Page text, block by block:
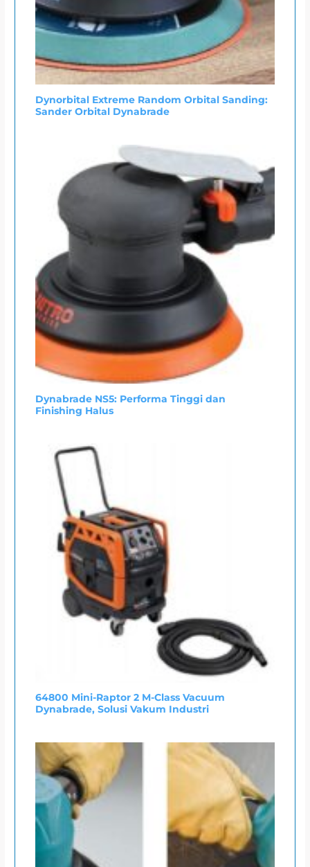
Dynorbital Extreme Random Orbital Sanding:
Sander Orbital Dynabrade
Dynabrade NS5: Performa Tinggi dan
Finishing Halus
64800 Mini-Raptor 2 M-Class Vacuum
Dynabrade, Solusi Vakum Industri